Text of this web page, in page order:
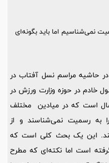
در حاشیه مراسم نسل آفتاب در
خادم در حوزه وزارت ورزش در
زمینه بیان کرد: بیش از ۳۰ سال است که در میادین مختلف
به رسمیت نمی‌شناسند و از
این یک بحث کلی است که
است اما نکته‌ای که مطرح